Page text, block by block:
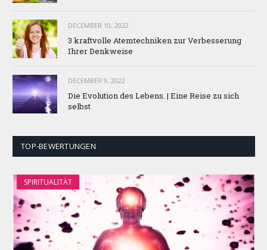
DECEMBER 10, 2022
3 kraftvolle Atemtechniken zur Verbesserung
Ihrer Denkweise
DECEMBER 9, 2022
Die Evolution des Lebens. | Eine Reise zu sich
selbst
TOP-BEWERTUNGEN
SPIRITUALITÄT